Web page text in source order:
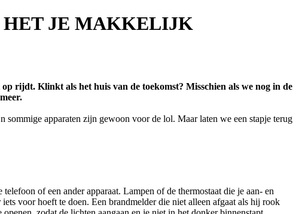
HET JE MAKKELIJK
rijdt. Klinkt als het huis van de toekomst? Misschien als we nog in de
apparaten zijn gewoon voor de lol. Maar laten we een stapje terug
of een ander apparaat. Lampen of de thermostaat die je aan- en
voor hoeft te doen. Een brandmelder die niet alleen afgaat als hij rook